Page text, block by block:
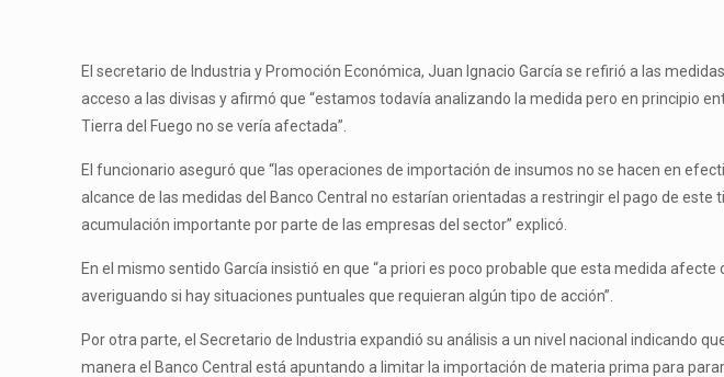
El secretario de Industria y Promoción Económica, Juan Ignacio García se refirió a las
acceso a las divisas y afirmó que “estamos todavía analizando la medida pero en principio
Tierra del Fuego no se vería afectada”.
El funcionario aseguró que “las operaciones de importación de insumos no se hacen en
alcance de las medidas del Banco Central no estarían orientadas a restringir el pago de
acumulación importante por parte de las empresas del sector” explicó.
En el mismo sentido García insistió en que “a priori es poco probable que esta medida
averiguando si hay situaciones puntuales que requieran algún tipo de acción”.
Por otra parte, el Secretario de Industria expandió su análisis a un nivel nacional indicando
manera el Banco Central está apuntando a limitar la importación de materia prima para parar